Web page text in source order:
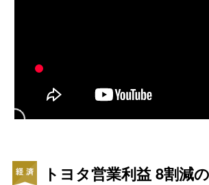
トヨタ営業利益 8割減